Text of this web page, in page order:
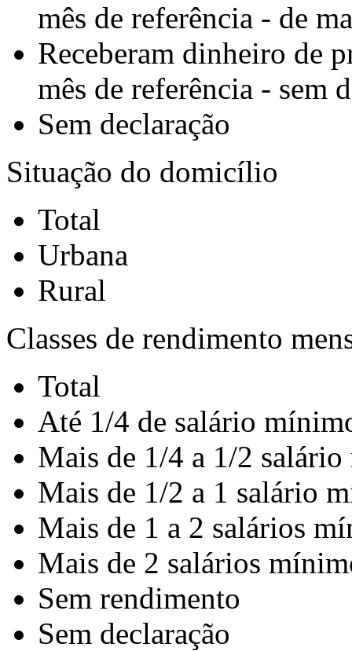
mês de referência - de
Receberam dinheiro de
mês de referência - sem
Sem declaração
Situação do domicílio
Total
Urbana
Rural
Classes de rendimento
Total
Até 1/4 de salário
Mais de 1/4 a 1/2
Mais de 1/2 a 1 salário
Mais de 1 a 2 salários
Mais de 2 salários
Sem rendimento
Sem declaração